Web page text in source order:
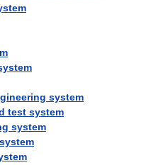
system
test system
system